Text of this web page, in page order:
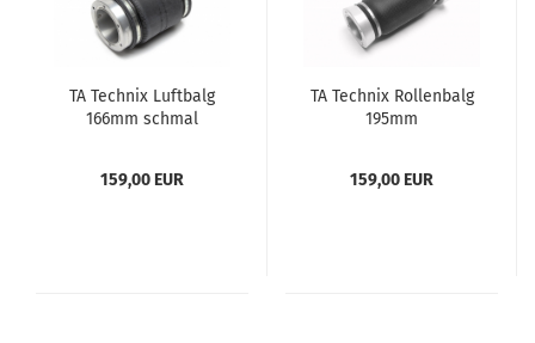
TA Tech­nix Luft­balg
166mm schmal
159,00 EUR
TA Tech­nix Rol­len­balg
195mm
159,00 EUR